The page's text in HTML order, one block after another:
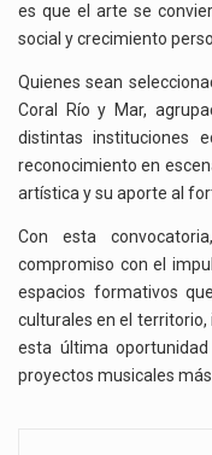
es que el arte se
social y crecimiento
Quienes sean
Coral Río y Mar,
distintas instituciones
reconocimiento en
artística y su aporte al
Con esta
compromiso con el
espacios formativos
culturales en el
esta última
proyectos musicales